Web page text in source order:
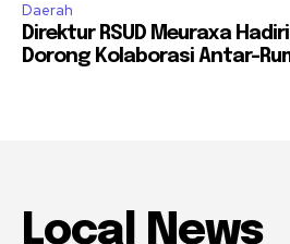
Daerah
Direktur RSUD Meuraxa
Dorong Kolaborasi Antar-
Local News